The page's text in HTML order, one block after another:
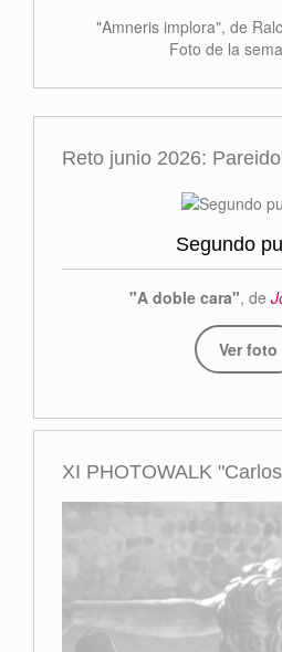
"Amneris implora", de
Foto de la
Reto junio 2026:
Segundo
"A doble cara", de
Ver foto
XI PHOTOWALK